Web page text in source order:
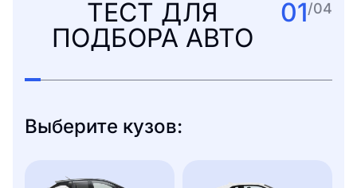
ТЕСТ ДЛЯ
ПОДБОРА АВТО
01/04
Выберите кузов: